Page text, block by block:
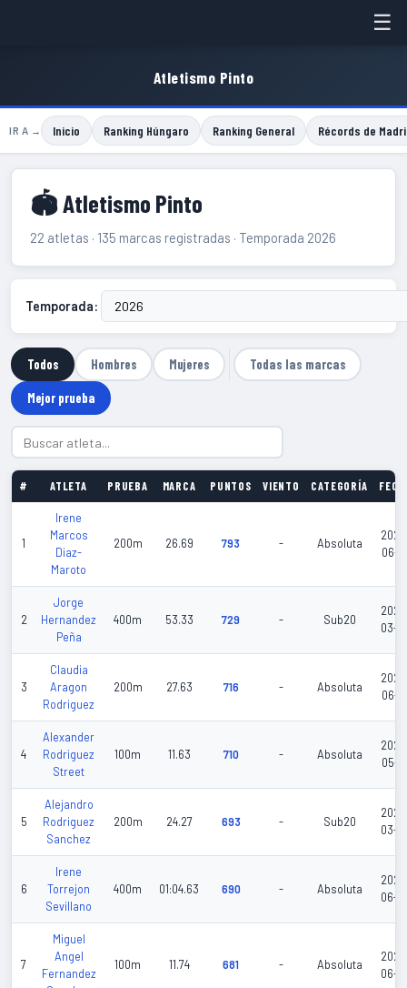
☰
Atletismo Pinto
IR A → Inicio Ranking Húngaro Ranking General Récords de
🏟 Atletismo Pinto
22 atletas · 135 marcas registradas · Temporada 2026
Temporada:
Todos Hombres Mujeres Todas las marcas
Mejor prueba
# ATLETA PRUEBA MARCA PUNTOS VIENTO CATEGORÍA
1
Irene
Marcos
Diaz-
Maroto
200m 26.69 793 - Absoluta
06-
2
Jorge
Hernandez
Peña
400m 53.33 729 - Sub20
03-
3
Claudia
Aragon
Rodriguez
200m 27.63 716 - Absoluta
06-
4
Alexander
Rodriguez
Street
100m 11.63 710 - Absoluta
05-
5
Alejandro
Rodriguez
Sanchez
200m 24.27 693 - Sub20
03-
6
Irene
Torrejon
Sevillano
400m 01:04.63 690 - Absoluta
06-
7
Miguel
Angel
Fernandez
100m 11.74 681 - Absoluta
06-